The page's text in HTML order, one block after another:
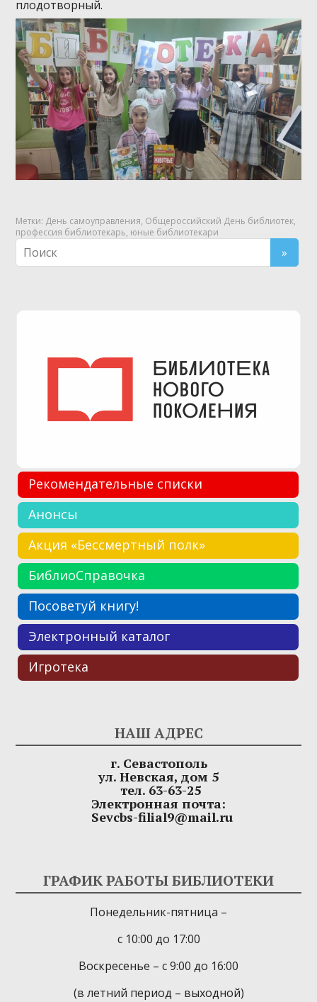
плодотворный.
Метки: День самоуправления, Общероссийский День библиотек,
профессия библиотекарь, юные библиотекари
Рекомендательные списки
Анонсы
Акция «Бессмертный полк»
БиблиоСправочка
Посоветуй книгу!
Электронный каталог
Игротека
НАШ АДРЕС
г. Севастополь
ул. Невская, дом 5
тел. 63-63-25
Электронная почта:
Sevcbs-filial9@mail.ru
ГРАФИК РАБОТЫ БИБЛИОТЕКИ
Понедельник-пятница –
с 10:00 до 17:00
Воскресенье – с 9:00 до 16:00
(в летний период – выходной)